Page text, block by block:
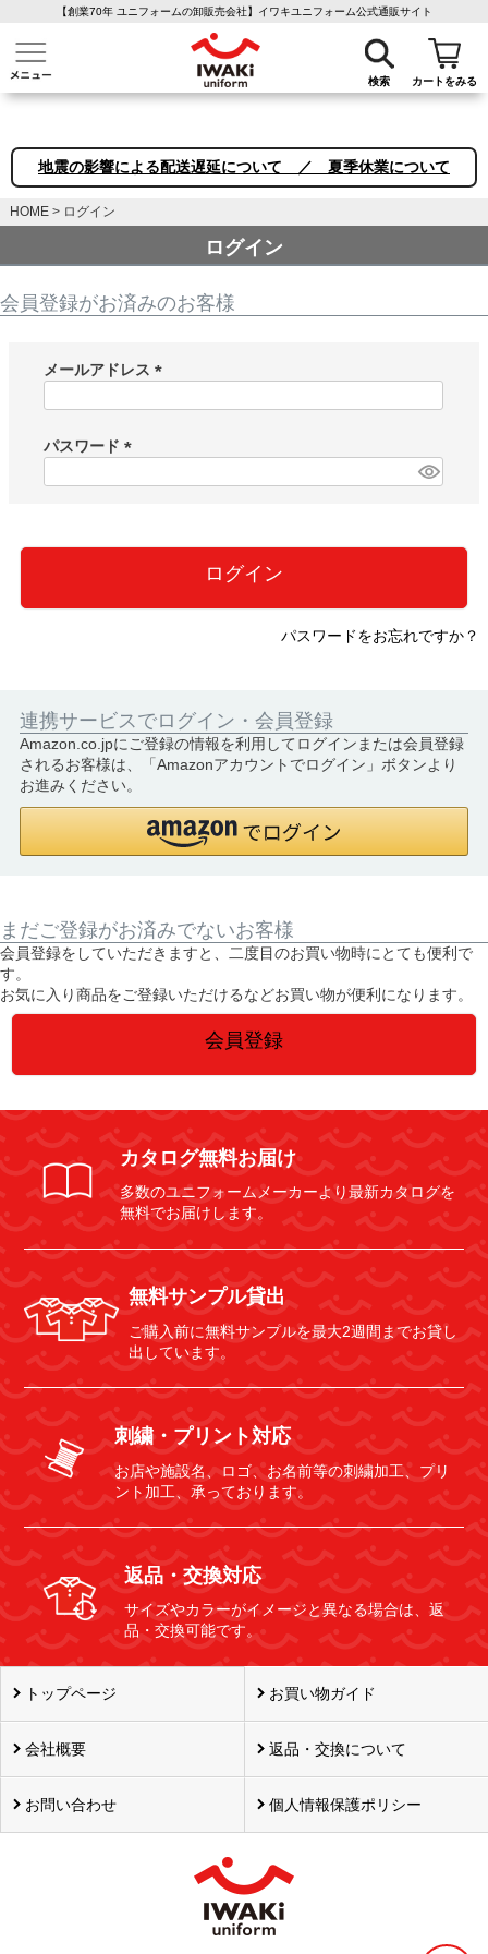
【創業70年 ユニフォームの卸販売会社】イワキユニフォーム公式通販サイト
検索 カートをみる
介護ユニフォーム 作業着・作業服 ファン付き作業着 医療白衣
地震の影響による配送遅延について ／ 夏季休業について
HOME ログイン
ログイン
会員登録がお済みのお客様
メールアドレス
必
)
パスワード
必
ログイン
パスワードをお忘れですか？
連携サービスでログイン・会員登録
Amazon.co.jpにご登録の情報を利用してログインまたは会員登録
されるお客様は、「Amazonアカウントでログイン」ボタンより
お進みください。
まだご登録がお済みでないお客様
会員登録をしていただきますと、二度目のお買い物時にとても便利で
す。
お気に入り商品をご登録いただけるなどお買い物が便利になります。
会員登録
カタログ無料お届け
多数のユニフォームメーカーより最新カタログを
無料でお届けします。
無料サンプル貸出
ご購入前に無料サンプルを最大2週間までお貸し
出しています。
刺繍・プリント対応
お店や施設名、ロゴ、お名前等の刺繍加工、プリ
ント加工、承っております。
返品・交換対応
サイズやカラーがイメージと異なる場合は、返
品・交換可能です。
トップページ お買い物ガイド
会社概要 返品・交換について
お問い合わせ 個人情報保護ポリシー